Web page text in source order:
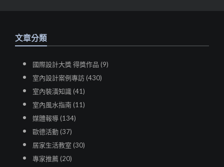
文章分類
國際設計大獎 得獎作品 (9)
室內設計案例專訪 (430)
室內裝潢知識 (41)
室內風水指南 (11)
媒體報導 (134)
歐德活動 (37)
居家生活教室 (30)
專家推薦 (20)